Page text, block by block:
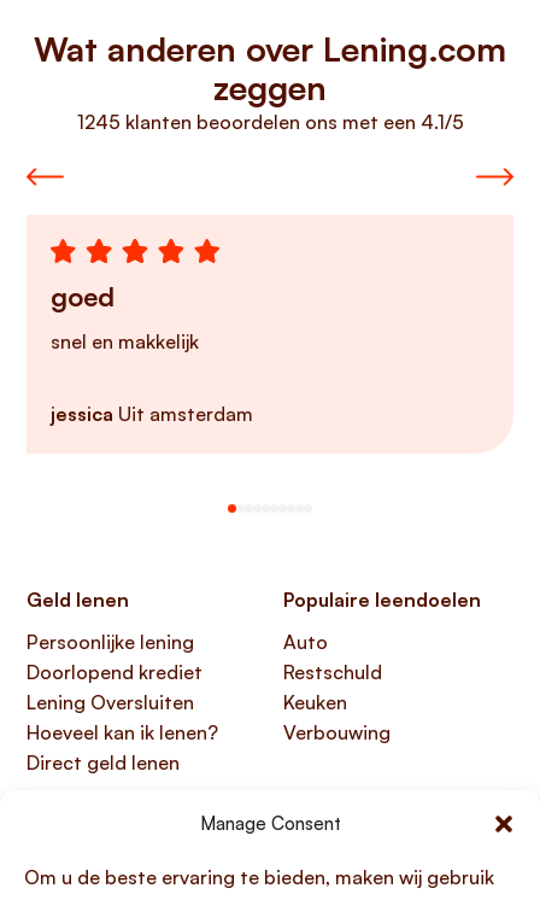
Manage Consent
Om u de beste ervaring te bieden, maken wij gebruik
Wat anderen over Lening.com
zeggen
1245 klanten beoordelen ons met een 4.1/5
goed
snel en makkelijk
jessica Uit amsterdam
Geld lenen
Persoonlijke lening
Doorlopend krediet
Lening Oversluiten
Hoeveel kan ik lenen?
Direct geld lenen
Populaire leendoelen
Auto
Restschuld
Keuken
Verbouwing
Klantenservice
Over Lening.com
3528 BJ Utrecht